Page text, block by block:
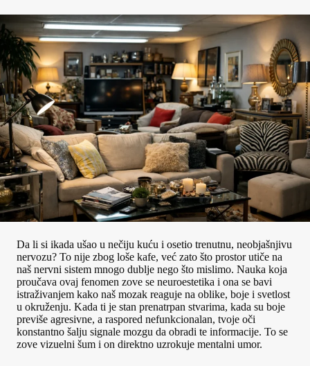
Da li si ikada ušao u nečiju kuću i osetio trenutnu, neobjašnjivu
nervozu? To nije zbog loše kafe, već zato što prostor utiče na
naš nervni sistem mnogo dublje nego što mislimo. Nauka koja
proučava ovaj fenomen zove se neuroestetika i ona se bavi
istraživanjem kako naš mozak reaguje na oblike, boje i svetlost
u okruženju. Kada ti je stan prenatrpan stvarima, kada su boje
previše agresivne, a raspored nefunkcionalan, tvoje oči
konstantno šalju signale mozgu da obradi te informacije. To se
zove vizuelni šum i on direktno uzrokuje mentalni umor.